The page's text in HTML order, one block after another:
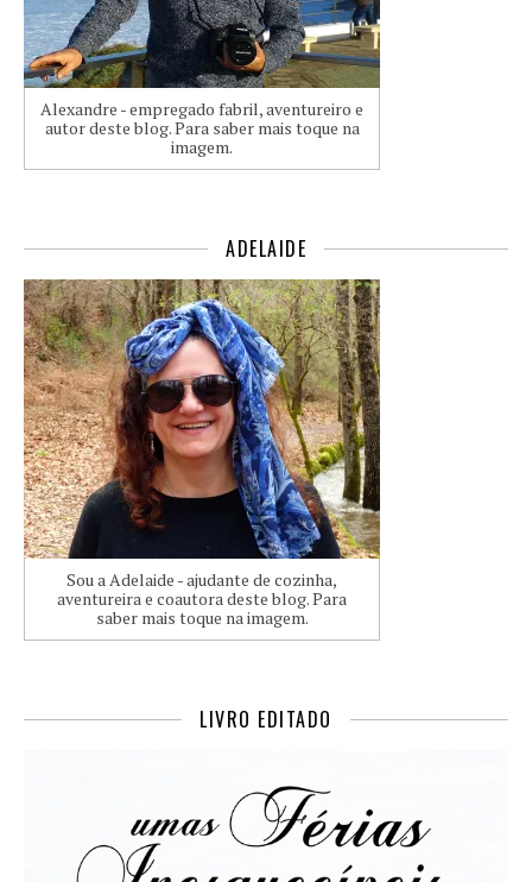
Alexandre - empregado fabril, aventureiro e
autor deste blog. Para saber mais toque na
imagem.
ADELAIDE
Sou a Adelaide - ajudante de cozinha,
aventureira e coautora deste blog. Para
saber mais toque na imagem.
LIVRO EDITADO